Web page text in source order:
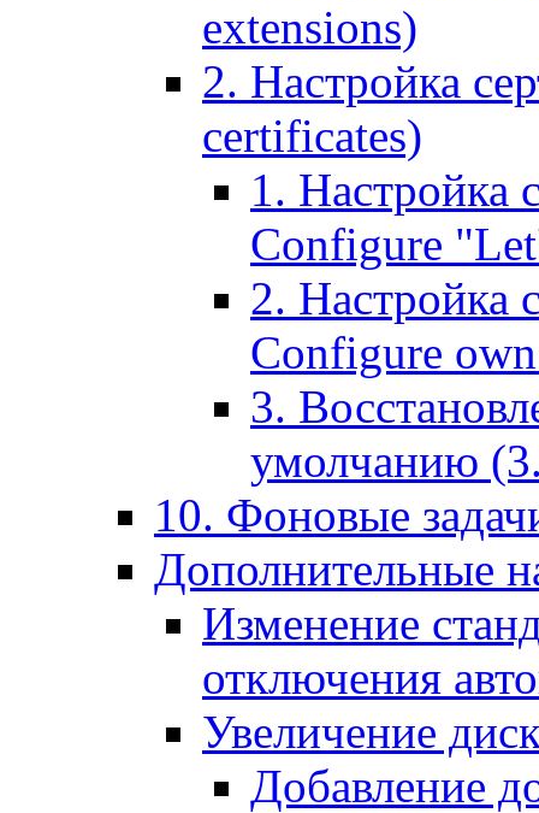
extensions)
2. Настройка
certificates)
1. Настройка
Configure
2. Настройка
Configure
3.
умолчанию
10. Фоновые
Дополнительные
Изменение
отключения
Увеличение
Добавление